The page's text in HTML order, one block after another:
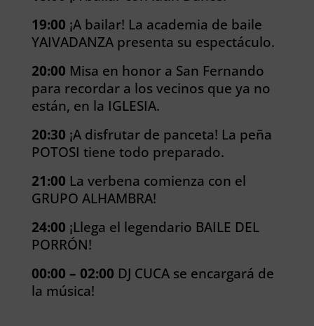
19:00 ¡A bailar! La academia de baile
YAIVADANZA presenta su espectáculo.
20:00 Misa en honor a San Fernando
para recordar a los vecinos que ya no
están, en la IGLESIA.
20:30 ¡A disfrutar de panceta! La peña
POTOSI tiene todo preparado.
21:00 La verbena comienza con el
GRUPO ALHAMBRA!
24:00 ¡Llega el legendario BAILE DEL
PORRÓN!
00:00 – 02:00 DJ CUCA se encargará de
la música!